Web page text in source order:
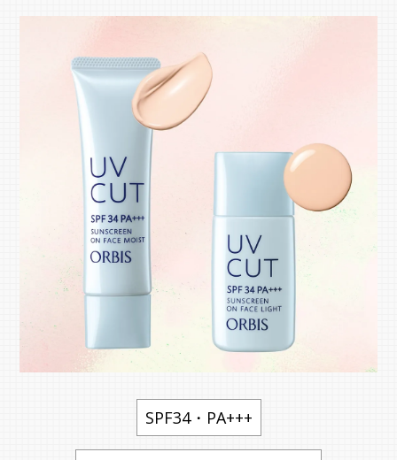
SPF34・PA+++